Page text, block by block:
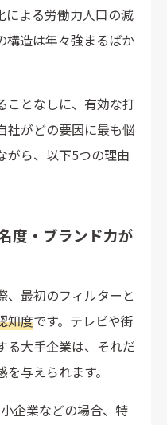
り組む
てデータで改善する
による労働力人口の減
構造は年々強まるばか
ことなしに、有効な打
社がどの要因に最も悩
がら、以下5つの理由
度・ブランド力が
、最初のフィルターと
知度です。テレビや街
る大手企業は、それだ
与えられます。
企業などの場合、特